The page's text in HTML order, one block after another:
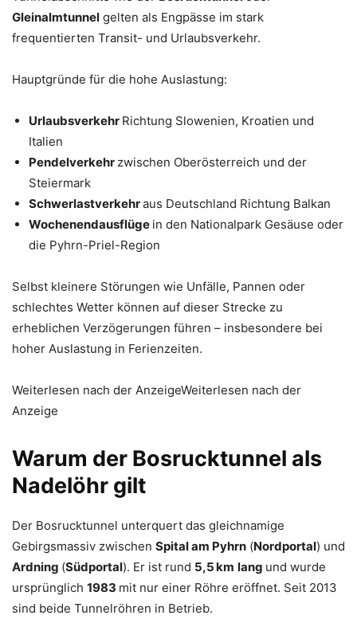
Gleinalmtunnel gelten als Engpässe im stark
frequentierten Transit- und Urlaubsverkehr.
Hauptgründe für die hohe Auslastung:
Urlaubsverkehr Richtung Slowenien, Kroatien und
Italien
Pendelverkehr zwischen Oberösterreich und der
Steiermark
Schwerlastverkehraus Deutschland Richtung Balkan
Wochenendausflüge in den Nationalpark Gesäuse oder
die Pyhrn-Priel-Region
Selbst kleinere Störungen wie Unfälle, Pannen oder
schlechtes Wetter können auf dieser Strecke zu
erheblichen Verzögerungen führen – insbesondere bei
hoher Auslastung in Ferienzeiten.
Weiterlesen nach der AnzeigeWeiterlesen nach der
Anzeige
Warum der Bosrucktunnel als
Nadelöhr gilt
Der Bosrucktunnel unterquert das gleichnamige
Gebirgsmassiv zwischen Spital am Pyhrn (Nordportal) und
Ardning (Südportal). Er ist rund 5,5 km lang und wurde
ursprünglich 1983 mit nur einer Röhre eröffnet. Seit 2013
sind beide Tunnelröhren in Betrieb.